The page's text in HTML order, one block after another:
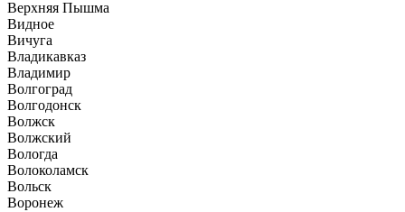
Верхняя Пышма
Видное
Вичуга
Владикавказ
Владимир
Волгоград
Волгодонск
Волжск
Волжский
Вологда
Волоколамск
Вольск
Воронеж